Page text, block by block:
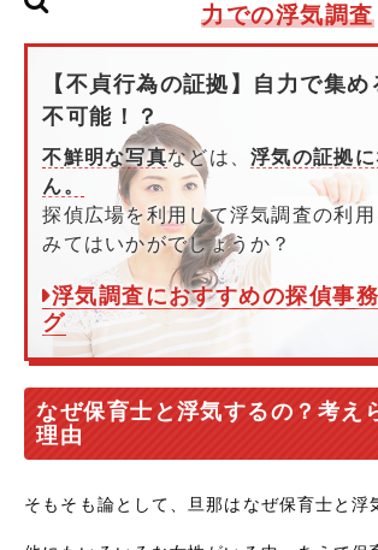
力での浮気調査
【不貞行為の証拠】自力で集
不可能！？
不鮮明な写真などは、浮気の証拠
ん。
探偵広場を利用して浮気調査の利用
みてはいかがでしょうか？
浮気調査におすすめの探偵事
グ
なぜ保育士と浮気するの？考え
理由
そもそも論として、旦那はなぜ保育士と浮